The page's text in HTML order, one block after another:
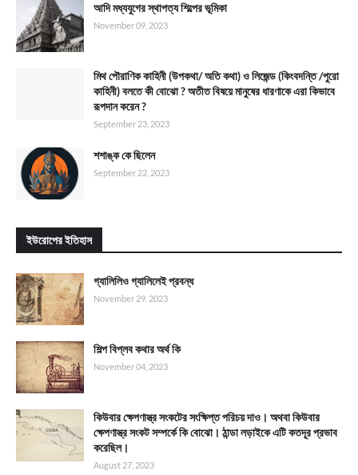
আদি মধ্যযুগের স্থাপত্য শিল্পের ভূমিকা
November 09, 2023
মিথ পৌরাণিক কাহিনী (উপকথা/ অতি কথা) ও লিজেন্ড (কিংবদন্তি /পুরো
কাহিনী) বলতে কী বোঝো ? অতীত বিষয়ে মানুষের ধারণাকে এরা কিভাবে
রূপদান করেন ?
September 23, 2023
শশাঙ্ক কে ছিলেন
September 22, 2023
ইউরোপের ইতিহাস
গ্যালিলিও গ্যালিলেই প্রবন্ধ
November 29, 2023
শিল্প বিপ্লব কথার অর্থ কি
November 04, 2023
কিউবার ক্ষেপণাস্ত্র সংকটের সংক্ষিপ্ত পরিচয় দাও। অথবা কিউবার
ক্ষেপণাস্ত্র সংকট সম্পর্কে কি বোঝো। ঠান্ডা লড়াইকে এটি কতদূর প্রভাব
করেছিল।
August 27, 2023